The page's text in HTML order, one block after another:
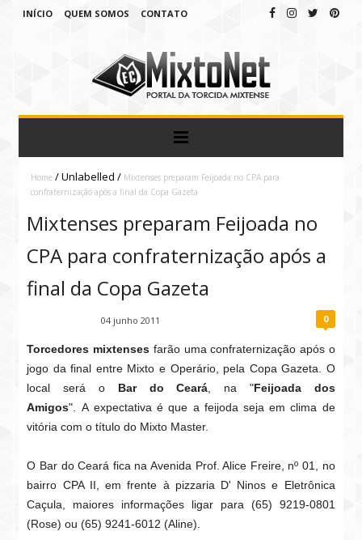
INÍCIO QUEM SOMOS CONTATO
Home /Unlabelled/ Mixtenses preparam Feijoada no CPA para
confraternização após a final da Copa Gazeta
Mixtenses preparam Feijoada no
CPA para confraternização após a
final da Copa Gazeta
04 junho 2011 0
Torcedores mixtenses farão uma confraternização após o
jogo da final entre Mixto e Operário, pela Copa Gazeta. O
local será o Bar do Ceará , na "Feijoada dos
Amigos". A expectativa é que a feijoda seja em clima de
vitória com o título do Mixto Master.
O Bar do Ceará fica na Avenida Prof. Alice Freire, nº 01, no
bairro CPA II, em frente à pizzaria D' Ninos e Eletrônica
Caçula, maiores informações ligar para (65) 9219-0801
(Rose) ou (65) 9241-6012 (Aline).